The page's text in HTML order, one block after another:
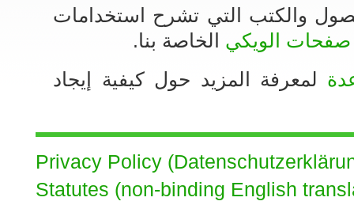
والكتب التي تشرح استخدامات
صفحات الويكي الخاصة بنا.
لمعرفة المزيد حول كيفية إيجاد
Privacy Policy
Statutes (non-binding English